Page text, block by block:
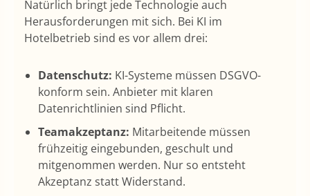
Natürlich bringt jede Technologie auch
Herausforderungen mit sich. Bei KI im
Hotelbetrieb sind es vor allem drei:
Datenschutz: KI-Systeme müssen DSGVO-
konform sein. Anbieter mit klaren
Datenrichtlinien sind Pflicht.
Teamakzeptanz: Mitarbeitende müssen
frühzeitig eingebunden, geschult und
mitgenommen werden. Nur so entsteht
Akzeptanz statt Widerstand.